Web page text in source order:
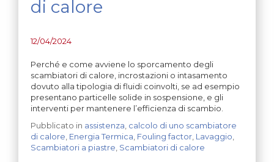
di calore
12/04/2024
Perché e come avviene lo sporcamento degli
scambiatori di calore, incrostazioni o intasamento
dovuto alla tipologia di fluidi coinvolti, se ad esempio
presentano particelle solide in sospensione, e gli
interventi per mantenere l’efficienza di scambio.
Pubblicato in assistenza calcolo di uno scambiatore
di calore Energia Termica Fouling factor Lavaggio
Scambiatori a piastre Scambiatori di calore